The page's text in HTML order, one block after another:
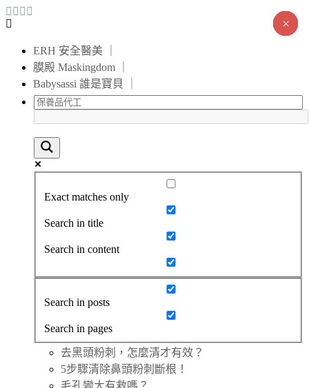
ERH 安全醫美 ｜
膜殿 Maskingdom ｜
Babysassi 誰是寶貝 ｜
Exact matches only
Search in title
Search in content
Search in posts
Search in pages
去黑頭粉刺，怎麼清才有效？
5步驟清除鼻頭粉刺斷根！
×
×
×
×
×
×
×
×
×
×
×
×
×
×